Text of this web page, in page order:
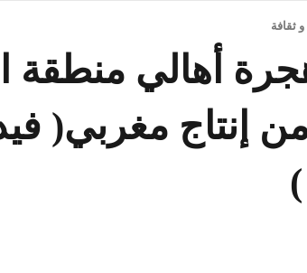
ثقافة
أهالي منطقة
إنتاج مغربي(
)